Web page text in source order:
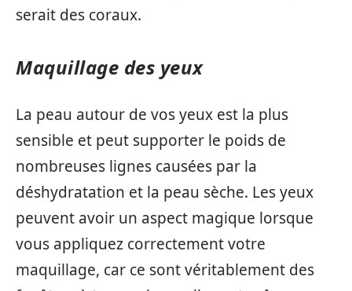
serait des coraux.
Maquillage des yeux
La peau autour de vos yeux est la plus
sensible et peut supporter le poids de
nombreuses lignes causées par la
déshydratation et la peau sèche. Les yeux
peuvent avoir un aspect magique lorsque
vous appliquez correctement votre
maquillage, car ce sont véritablement des